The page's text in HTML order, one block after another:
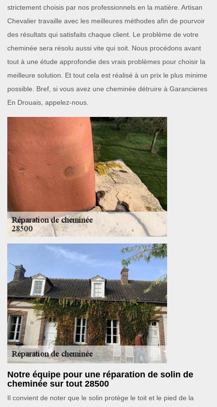
strictement choisis par nos professionnels en la matière. Artisan
Chevalier travaille avec les meilleures méthodes afin de pourvoir
des résultats qui satisfaits chaque client. Le problème de votre
cheminée sera résolu aussi vite qui soit. Nous procédons avant
tout à une étude approfondie des vrais problèmes pour choisir la
meilleure solution. Et tout cela est réalisé à un prix le plus minime
possible. Bref, si vous avez une cheminée détruire à Garancieres
En Drouais, appelez-nous.
Notre équipe pour une réparation de solin de
cheminée sur tout 28500
Il convient de noter que le solin protège le toit et le pied de la